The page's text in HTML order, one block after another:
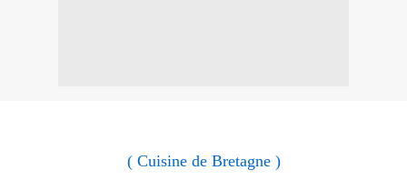
( Cuisine de Bretagne )